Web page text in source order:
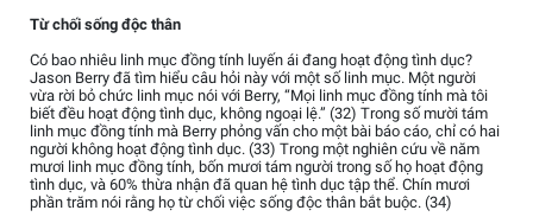
Từ chối sống độc thân
Có bao nhiêu linh mục đồng tính luyến ái đang hoạt động tình dục?
Jason Berry đã tìm hiểu câu hỏi này với một số linh mục. Một người
vừa rời bỏ chức linh mục nói với Berry, “Mọi linh mục đồng tính mà tôi
biết đều hoạt động tình dục, không ngoại lệ.” (32) Trong số mười tám
linh mục đồng tính mà Berry phỏng vấn cho một bài báo cáo, chỉ có hai
người không hoạt động tình dục. (33) Trong một nghiên cứu về năm
mươi linh mục đồng tính, bốn mươi tám người trong số họ hoạt động
tình dục, và 60% thừa nhận đã quan hệ tình dục tập thể. Chín mươi
phần trăm nói rằng họ từ chối việc sống độc thân bắt buộc. (34)